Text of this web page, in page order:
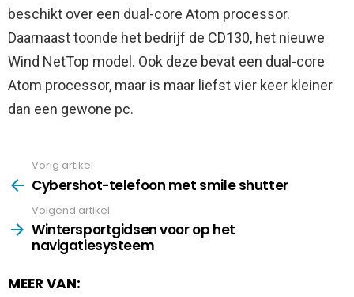
beschikt over een dual-core Atom processor.
Daarnaast toonde het bedrijf de CD130, het nieuwe
Wind NetTop model. Ook deze bevat een dual-core
Atom processor, maar is maar liefst vier keer kleiner
dan een gewone pc.
more
Vorig artikel
Cybershot-telefoon met smile shutter
Volgend artikel
Wintersportgidsen voor op het
navigatiesysteem
MEER VAN: